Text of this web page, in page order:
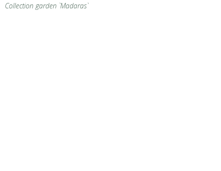
Collection garden `Madaras`